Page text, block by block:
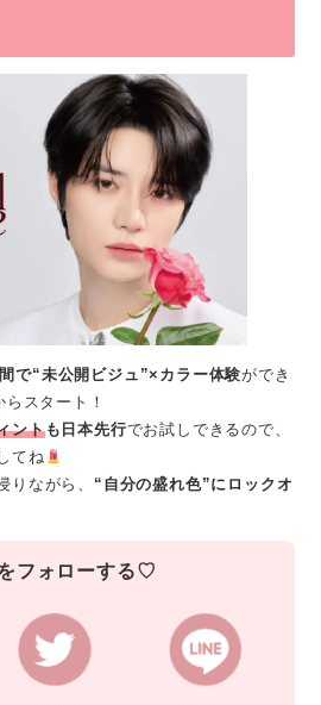
で“未公開ビジュ”×カラー体験ができ
らスタート！
ントも日本先行でお試しできるので、
てね
りながら、 “自分の盛れ色”にロックオ
フォローする♡